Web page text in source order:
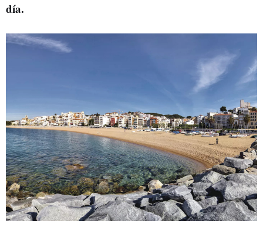
día.